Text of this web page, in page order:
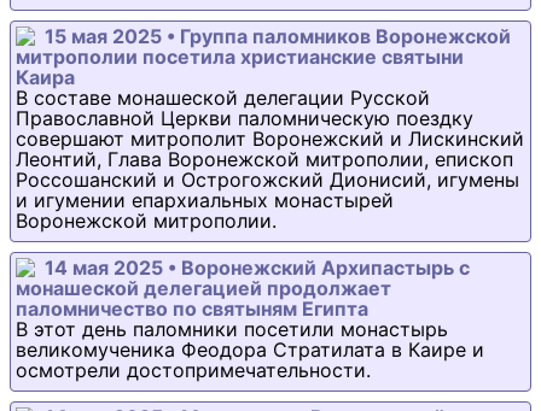
15 мая 2025 • Группа паломников Воронежской
митрополии посетила христианские святыни
Каира
В составе монашеской делегации Русской
Православной Церкви паломническую поездку
совершают митрополит Воронежский и Лискинский
Леонтий, Глава Воронежской митрополии, епископ
Россошанский и Острогожский Дионисий, игумены
и игумении епархиальных монастырей
Воронежской митрополии.
14 мая 2025 • Воронежский Архипастырь с
монашеской делегацией продолжает
паломничество по святыням Египта
В этот день паломники посетили монастырь
великомученика Феодора Стратилата в Каире и
осмотрели достопримечательности.